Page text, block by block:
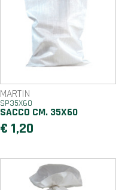
MARTIN
SP35X60
SACCO CM. 35X60
€ 1,20